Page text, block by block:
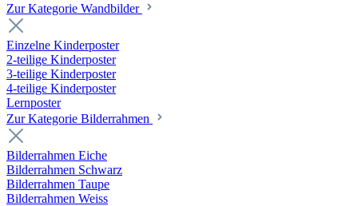
Zur Kategorie Wandbilder
Einzelne Kinderposter
2-teilige Kinderposter
3-teilige Kinderposter
4-teilige Kinderposter
Lernposter
Zur Kategorie Bilderrahmen
Bilderrahmen Eiche
Bilderrahmen Schwarz
Bilderrahmen Taupe
Bilderrahmen Weiss